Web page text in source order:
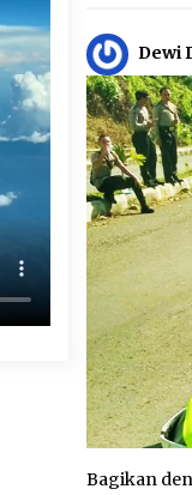
Dewi
Bagikan